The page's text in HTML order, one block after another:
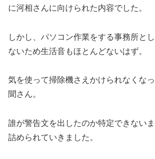
に河相さんに向けられた内容でした。
しかし、パソコン作業をする事務所と
ないため生活音もほとんどないはず。
気を使って掃除機さえかけられなくな
聞さん。
誰が警告文を出したのか特定できない
詰められていきました。